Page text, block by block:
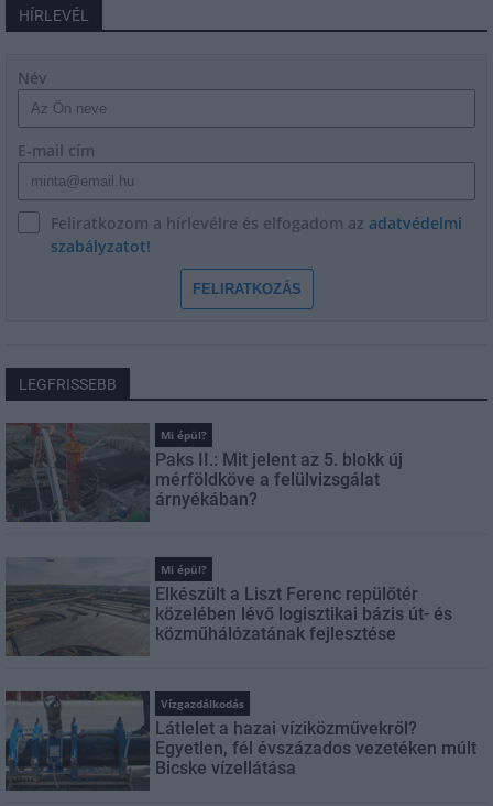
HÍRLEVÉL
Név
E-mail cím
Feliratkozom a hírlevélre és elfogadom az adatvédelmi
szabályzatot!
FELIRATKOZÁS
LEGFRISSEBB
Mi épül?
Paks II.: Mit jelent az 5. blokk új
mérföldköve a felülvizsgálat
árnyékában?
Mi épül?
Elkészült a Liszt Ferenc repülőtér
közelében lévő logisztikai bázis út- és
közműhálózatának fejlesztése
Vízgazdálkodás
Látlelet a hazai víziközművekről?
Egyetlen, fél évszázados vezetéken múlt
Bicske vízellátása